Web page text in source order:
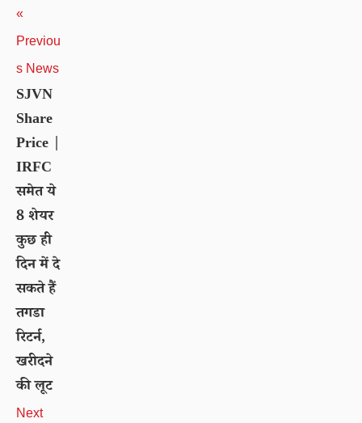
«
Previou
s News
SJVN
Share
Price |
IRFC
समेत ये
8 शेयर
कुछ ही
दिन में दे
सकते हैं
तगडा
रिटर्न,
खरीदने
की लूट
Next